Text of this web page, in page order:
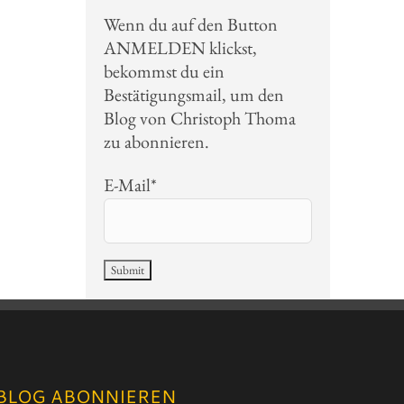
Wenn du auf den Button
ANMELDEN klickst,
bekommst du ein
Bestätigungsmail, um den
Blog von Christoph Thoma
zu abonnieren.
E-Mail*
ABONNIEREN